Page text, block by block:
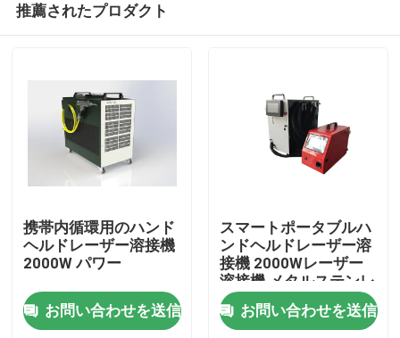
家
製品
推薦されたプロダクト
携帯内循環用のハンド
ヘルドレーザー溶接機
2000W パワー
お問い合わせを送信
スマートポータブルハ
ンドヘルドレーザー溶
接機 2000Wレーザー
溶接機 メタルステンレ
ス鋼レーザー溶接機
お問い合わせを送信